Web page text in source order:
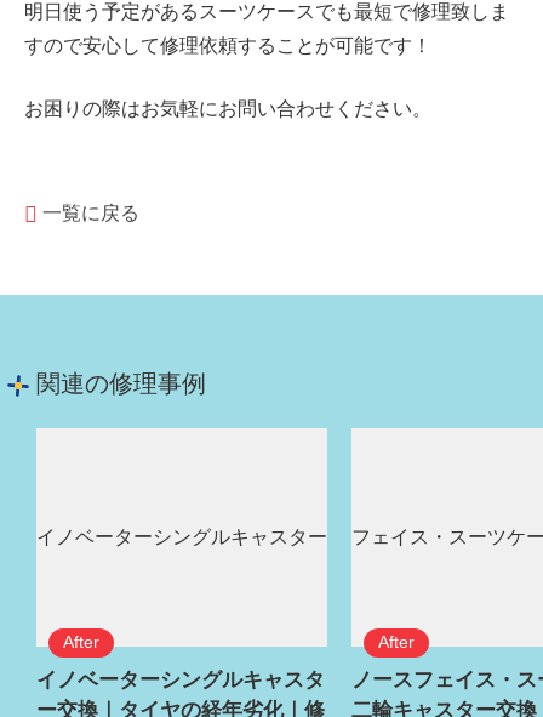
明日使う予定があるスーツケースでも最短で修理致しま
すので安心して修理依頼することが可能です！
お困りの際はお気軽にお問い合わせください。
一覧に戻る
関連の修理事例
イノベーターシングルキャスタ
ー交換｜タイヤの経年劣化｜修
ノースフェイス・
二輪キャスター交換